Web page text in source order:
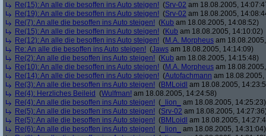
Re(15): An alle die besoffen ins Auto steigen! (Srv-02 am 18.08.2005,
Re(19): An alle die besoffen ins Auto steigen! (Srv-02 am 18.08.2005,
Re(7): An alle die besoffen ins Auto steigen! (Kub am 18.08.2005, 14:08:52)
Re(15): An alle die besoffen ins Auto steigen! (Kub am 18.08.2005, 14:10:02)
Re(12): An alle die besoffen ins Auto steigen! (M.A. Morpheus am
Re: An alle die besoffen ins Auto steigen! (Jaws am 18.08.2005, 14:14:09)
Re(2): An alle die besoffen ins Auto steigen! (Kub am 18.08.2005, 14:15:48)
Re(10): An alle die besoffen ins Auto steigen! (M.A. Morpheus am
Re(14): An alle die besoffen ins Auto steigen! (Autofachmann am
Re(3): An alle die besoffen ins Auto steigen! (BMLoidl am 18.08.2005,
Re(4): Herzliches Beileid (Wulfman! am 18.08.2005, 14:24:58)
Re(4): An alle die besoffen ins Auto steigen! ( _lion_
am 18.08.2005, 14:25:23)
Re(5): An alle die besoffen ins Auto steigen! (Srv-02 am 18.08.2005,
Re(5): An alle die besoffen ins Auto steigen! (BMLoidl am 18.08.2005,
Re(6): An alle die besoffen ins Auto steigen! ( _lion_
am 18.08.2005, 14:31:04)